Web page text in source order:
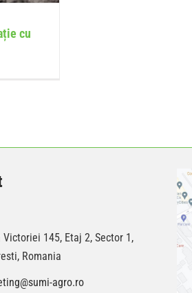
cu
Victoriei 145, Etaj 2, Sector 1,
Romania
agro.ro